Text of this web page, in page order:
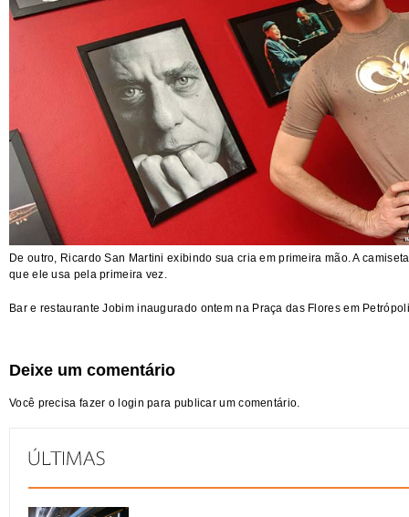
De outro, Ricardo San Martini exibindo sua cria em primeira mão. A
que ele usa pela primeira vez.
Bar e restaurante Jobim inaugurado ontem na Praça das Flores em
Deixe um comentário
Você precisa fazer o login para publicar um comentário.